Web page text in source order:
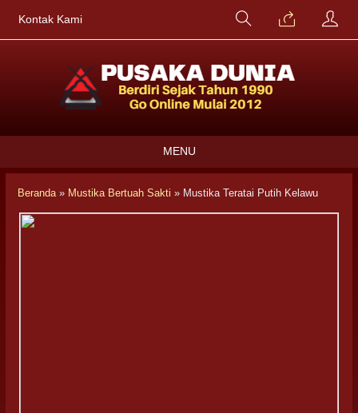
Kontak Kami
MENU
Beranda» Mustika Bertuah Sakti » Mustika Teratai Putih Kelawu